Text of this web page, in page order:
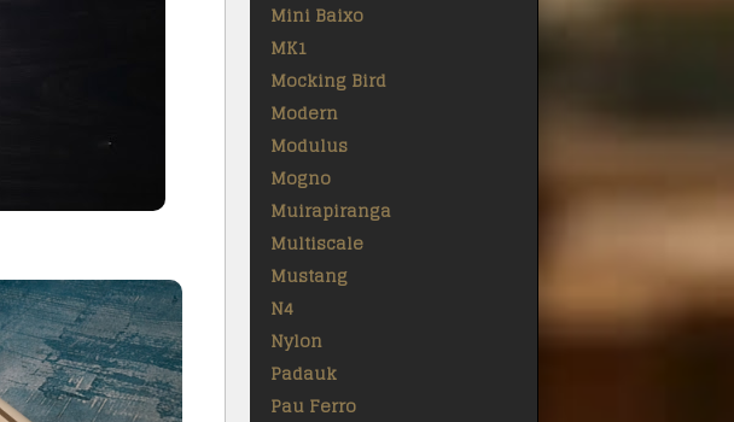
Mini Baixo
MK1
Mocking Bird
Modern
Modulus
Mogno
Muirapiranga
Multiscale
Mustang
N4
Nylon
Padauk
Pau Ferro